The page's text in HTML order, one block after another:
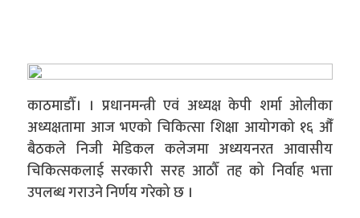
काठमाडौँ। । प्रधानमन्त्री एवं अध्यक्ष केपी शर्मा ओलीका
अध्यक्षतामा आज भएको चिकित्सा शिक्षा आयोगको १६ औँ
बैठकले निजी मेडिकल कलेजमा अध्ययनरत आवासीय
चिकित्सकलाई सरकारी सरह आठौँ तह को निर्वाह भत्ता
उपलब्ध गराउने निर्णय गरेको छ ।